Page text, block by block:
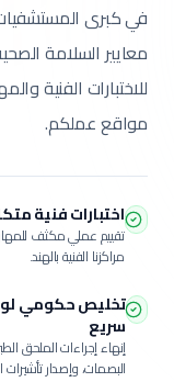
في كبرى
معايير السلامة
للاختبارات الفنية
مواقع عملكم.
اختبارات فنية
تقييم عملي مكثف
مراكزنا الفنية بالهند.
تخليص حكومي
سريع
إنهاء إجراءات الملحق
البصمات، وإصدار